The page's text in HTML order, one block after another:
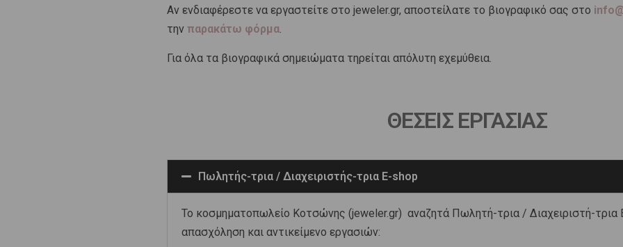
Αν ενδιαφέρεστε να εργαστείτε στο jeweler.gr, αποστείλατε το βιογραφικό σας στο
την παρακάτω φόρμα.
Για όλα τα βιογραφικά σημειώματα τηρείται απόλυτη εχεμύθεια.
ΘΕΣΕΙΣ ΕΡΓΑΣΙΑΣ
Πωλητής-τρια / Διαχειριστής-τρια E-shop
Το κοσμηματοπωλείο Κοτσώνης (jeweler.gr) αναζητά Πωλητή-τρια / Διαχειριστή-τρια
απασχόληση και αντικείμενο εργασιών: